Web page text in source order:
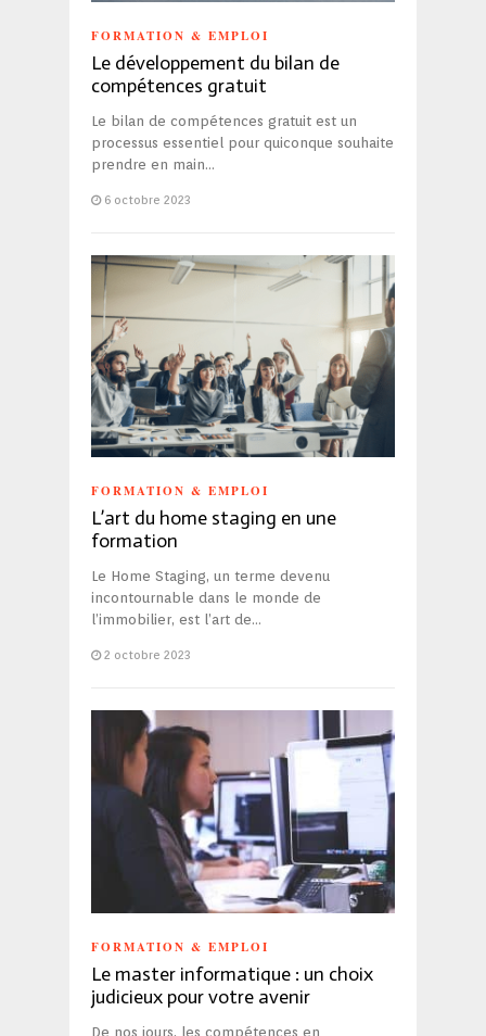
FORMATION & EMPLOI
Le développement du bilan de
compétences gratuit
Le bilan de compétences gratuit est un
processus essentiel pour quiconque souhaite
prendre en main…
6 octobre 2023
FORMATION & EMPLOI
L’art du home staging en une
formation
Le Home Staging, un terme devenu
incontournable dans le monde de
l’immobilier, est l’art de…
2 octobre 2023
FORMATION & EMPLOI
Le master informatique : un choix
judicieux pour votre avenir
De nos jours, les compétences en